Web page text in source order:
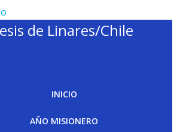
de Linares/Chile
INICIO
AÑO MISIONERO